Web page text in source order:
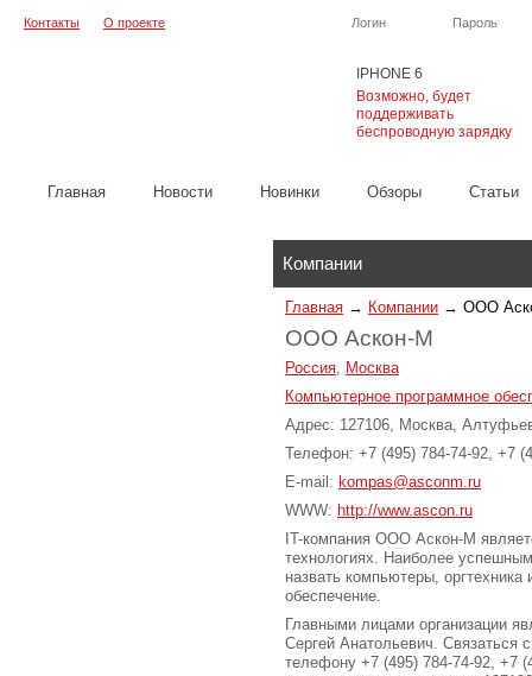
IPHONE 6
Возможно, будет
поддерживать
беспроводную зарядку
Логин Пароль
Контакты О проекте
Главная Новости Новинки Обзоры Cтатьи
Компании
Главная → Компании → ООО
ООО Аскон-М
Россия, Москва
Компьютерное программное
Адрес: 127106, Москва,
Телефон: +7 (495) 784-74-92, +7
E-mail: kompas@asconm.ru
WWW: http://www.ascon.ru
IT-компания ООО Аскон-М
технологиях. Наиболее
назвать компьютеры,
обеспечение.
Главными лицами организации
Сергей Анатольевич. Связаться
телефону +7 (495) 784-74-92, +7